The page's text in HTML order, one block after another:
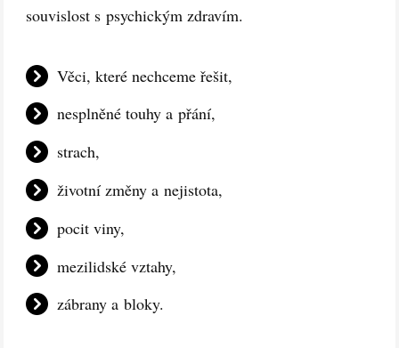
souvislost s psychickým zdravím.
Věci, které nechceme řešit,
nesplněné touhy a přání,
strach,
životní změny a nejistota,
pocit viny,
mezilidské vztahy,
zábrany a bloky.